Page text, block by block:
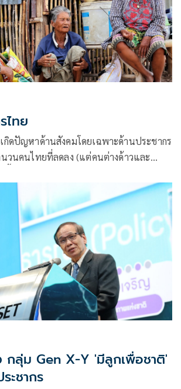
ไทย
ดปัญหาด้านสังคมโดยเฉพาะด้านประชากร
นวนคนไทยที่ลดลง (แต่คนต่างด้าวและ
กลุ่ม Gen X-Y 'มีลูกเพื่อชาติ'
ะชากร